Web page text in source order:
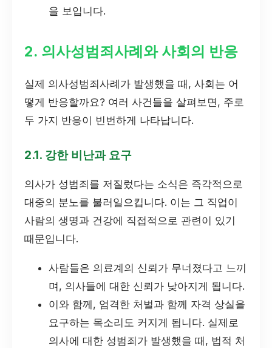
을 보입니다.
2. 의사성범죄사례와 사회의 반응
실제 의사성범죄사례가 발생했을 때, 사회는 어
떻게 반응할까요? 여러 사건들을 살펴보면, 주로
두 가지 반응이 빈번하게 나타납니다.
2.1. 강한 비난과 요구
의사가 성범죄를 저질렀다는 소식은 즉각적으로
대중의 분노를 불러일으킵니다. 이는 그 직업이
사람의 생명과 건강에 직접적으로 관련이 있기
때문입니다.
사람들은 의료계의 신뢰가 무너졌다고 느끼
며, 의사들에 대한 신뢰가 낮아지게 됩니다.
이와 함께, 엄격한 처벌과 함께 자격 상실을
요구하는 목소리도 커지게 됩니다. 실제로
의사에 대한 성범죄가 발생했을 때, 법적 처